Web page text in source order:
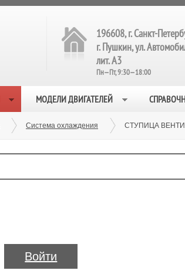
196608, г. Санкт-
г. Пушкин, ул.
лит. А3
Пн—Пт, 9:30—18:00
МОДЕЛИ ДВИГАТЕЛЕЙ
Система охлаждения СТУПИЦА
Войти